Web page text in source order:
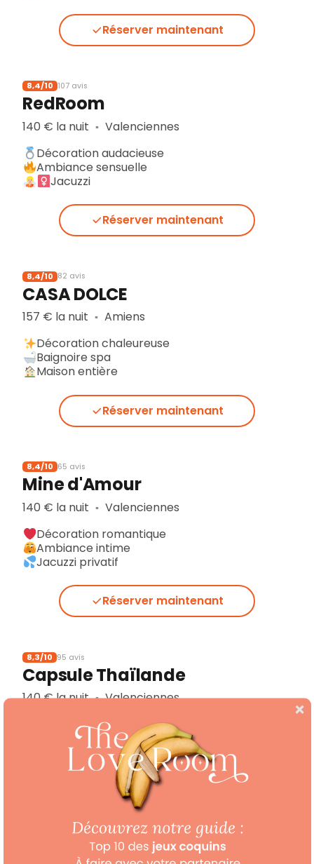
Réserver maintenant
8,4/10 107 avis
RedRoom
140 € la nuit ▪︎ Valenciennes
Décoration audacieuse
Ambiance sensuelle
Jacuzzi
Réserver maintenant
8,4/10 82 avis
CASA DOLCE
157 € la nuit ▪︎ Amiens
Décoration chaleureuse
Baignoire spa
Maison entière
Réserver maintenant
8,4/10 65 avis
Mine d'Amour
140 € la nuit ▪︎ Valenciennes
Décoration romantique
Ambiance intime
Jacuzzi privatif
Réserver maintenant
8,3/10 95 avis
Capsule Thaïlande
140 € la nuit ▪︎ Valenciennes
Sauna
Jacuzzi privé
Console de jeux
Réserver maintenant